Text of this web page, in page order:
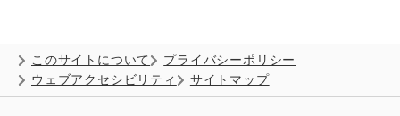
このサイトについて
プライバシーポリシー
ウェブアクセシビリティ
サイトマップ